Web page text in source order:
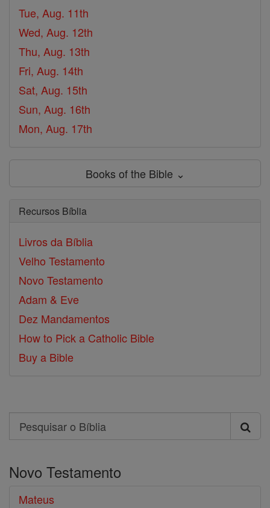
Tue, Aug. 11th
Wed, Aug. 12th
Thu, Aug. 13th
Fri, Aug. 14th
Sat, Aug. 15th
Sun, Aug. 16th
Mon, Aug. 17th
Books of the Bible ⌄
Recursos Bíblia
Livros da Bíblia
Velho Testamento
Novo Testamento
Adam & Eve
Dez Mandamentos
How to Pick a Catholic Bible
Buy a Bible
Search
Pesquisar
Bíblia
Novo Testamento
Mateus